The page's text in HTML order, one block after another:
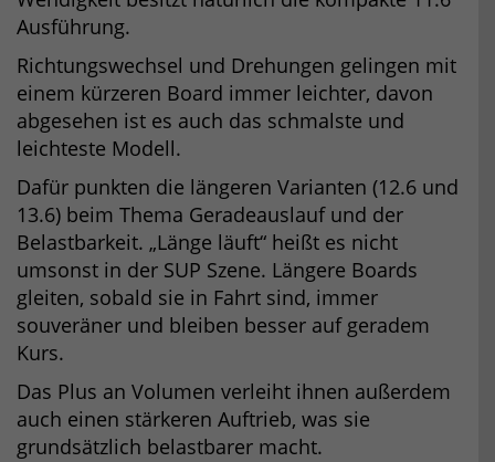
Ausführung.
Richtungswechsel und Drehungen gelingen mit
einem kürzeren Board immer leichter, davon
abgesehen ist es auch das schmalste und
leichteste Modell.
Dafür punkten die längeren Varianten (12.6 und
13.6) beim Thema Geradeauslauf und der
Belastbarkeit. „Länge läuft“ heißt es nicht
umsonst in der SUP Szene. Längere Boards
gleiten, sobald sie in Fahrt sind, immer
souveräner und bleiben besser auf geradem
Kurs.
Das Plus an Volumen verleiht ihnen außerdem
auch einen stärkeren Auftrieb, was sie
grundsätzlich belastbarer macht.